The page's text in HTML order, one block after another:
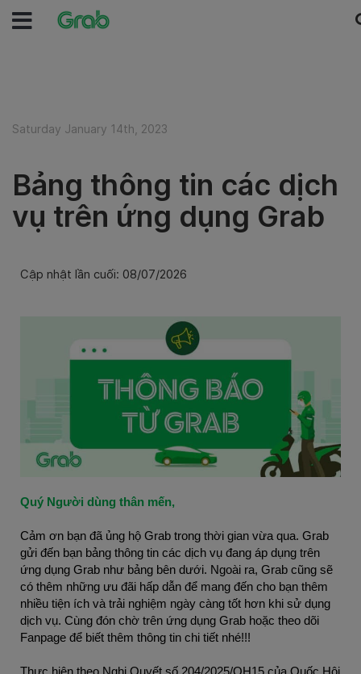
Saturday January 14th, 2023
Bảng thông tin các dịch
vụ trên ứng dụng Grab
Cập nhật lần cuối: 08/07/2026
Quý Người dùng thân mến,
Cảm ơn bạn đã ủng hộ Grab trong thời gian vừa qua. Grab
gửi đến bạn bảng thông tin các dịch vụ đang áp dụng trên
ứng dụng Grab như bảng bên dưới. Ngoài ra, Grab cũng sẽ
có thêm những ưu đãi hấp dẫn để mang đến cho bạn thêm
nhiều tiện ích và trải nghiệm ngày càng tốt hơn khi sử dụng
dịch vụ. Cùng đón chờ trên ứng dụng Grab hoặc theo dõi
Fanpage để biết thêm thông tin chi tiết nhé!!!